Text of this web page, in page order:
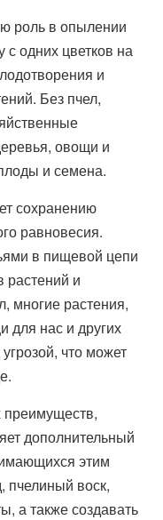
роль в опылении
одних цветков на
и
Без пчел,
овощи и
и семена.
сохранению
равновесия.
в пищевой цепи
растений и
многие растения,
для нас и других
что может
преимуществ,
дополнительный
этим
пчелиный воск,
а также создавать